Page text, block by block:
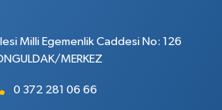
Milli Egemenlik Caddesi No: 126
MERKEZ
0 372 281 06 66